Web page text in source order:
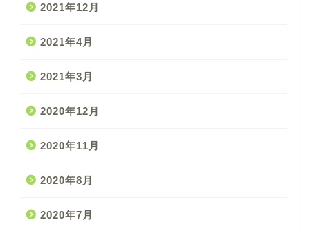
2021年12月
2021年4月
2021年3月
2020年12月
2020年11月
2020年8月
2020年7月